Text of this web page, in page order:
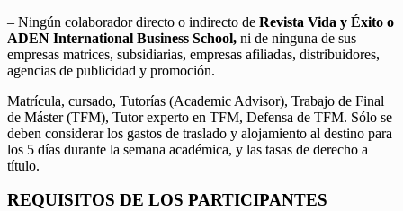
– Ningún colaborador directo o indirecto de Revista Vida y Éxito o
ADEN International Business School, ni de ninguna de sus
empresas matrices, subsidiarias, empresas afiliadas, distribuidores,
agencias de publicidad y promoción.
Matrícula, cursado, Tutorías (Academic Advisor), Trabajo de Final
de Máster (TFM), Tutor experto en TFM, Defensa de TFM. Sólo se
deben considerar los gastos de traslado y alojamiento al destino para
los 5 días durante la semana académica, y las tasas de derecho a
título.
REQUISITOS DE LOS PARTICIPANTES